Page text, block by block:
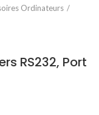
Ordinateurs
RS232, Port